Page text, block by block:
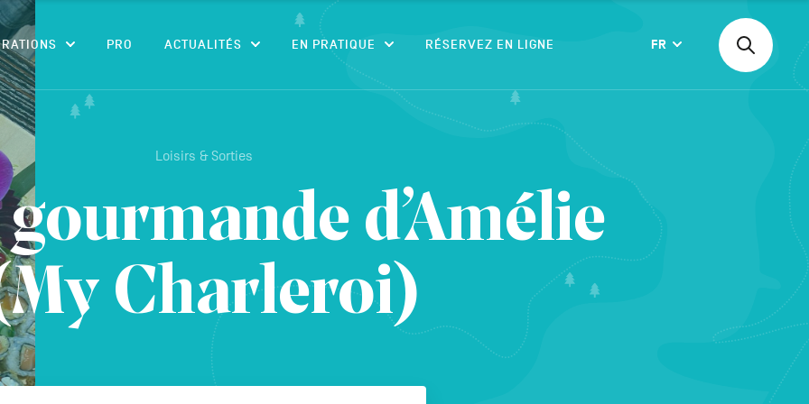
PRO ACTUALITÉS EN PRATIQUE RÉSERVEZ EN LIGNE FR
une
VALIDER
Loisirs & Sorties
d’Amélie
Charleroi)